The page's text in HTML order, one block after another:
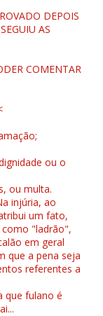
DEPOIS
AS
COMENTAR
ou o
ou multa.
injúria, ao
um fato,
"ladrão",
em geral
que a pena seja
referentes a
que fulano é